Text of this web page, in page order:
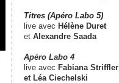
Titres (Apéro Labo 5)
live avec Hélène Duret
et Alexandre Saada
Apéro Labo 4
live avec Fabiana Striffler
et Léa Ciechelski